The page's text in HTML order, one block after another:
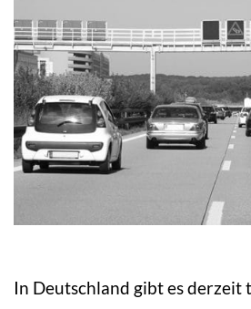
In Deutschland gibt es derzeit